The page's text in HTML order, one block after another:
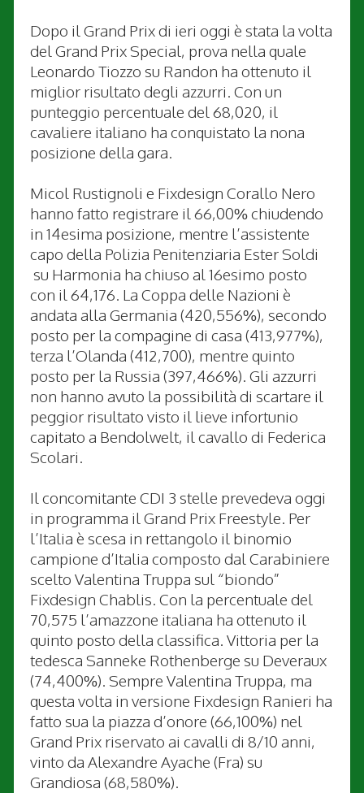
Dopo il Grand Prix di ieri oggi è stata la volta
del Grand Prix Special, prova nella quale
Leonardo Tiozzo su Randon ha ottenuto il
miglior risultato degli azzurri. Con un
punteggio percentuale del 68,020, il
cavaliere italiano ha conquistato la nona
posizione della gara.
Micol Rustignoli e Fixdesign Corallo Nero
hanno fatto registrare il 66,00% chiudendo
in 14esima posizione, mentre l’assistente
capo della Polizia Penitenziaria Ester Soldi
su Harmonia ha chiuso al 16esimo posto
con il 64,176. La Coppa delle Nazioni è
andata alla Germania (420,556%), secondo
posto per la compagine di casa (413,977%),
terza l’Olanda (412,700), mentre quinto
posto per la Russia (397,466%). Gli azzurri
non hanno avuto la possibilità di scartare il
peggior risultato visto il lieve infortunio
capitato a Bendolwelt, il cavallo di Federica
Scolari.
Il concomitante CDI 3 stelle prevedeva oggi
in programma il Grand Prix Freestyle. Per
l’Italia è scesa in rettangolo il binomio
campione d’Italia composto dal Carabiniere
scelto Valentina Truppa sul “biondo”
Fixdesign Chablis. Con la percentuale del
70,575 l’amazzone italiana ha ottenuto il
quinto posto della classifica. Vittoria per la
tedesca Sanneke Rothenberge su Deveraux
(74,400%). Sempre Valentina Truppa, ma
questa volta in versione Fixdesign Ranieri ha
fatto sua la piazza d’onore (66,100%) nel
Grand Prix riservato ai cavalli di 8/10 anni,
vinto da Alexandre Ayache (Fra) su
Grandiosa (68,580%).